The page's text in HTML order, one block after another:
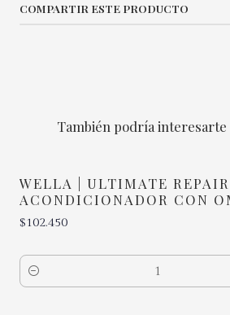
COMPARTIR ESTE PRODUCTO
También podría interesarte
WELLA | ULTIMATE REPAIR |
ACONDICIONADOR CON
$102.450
Cantidad